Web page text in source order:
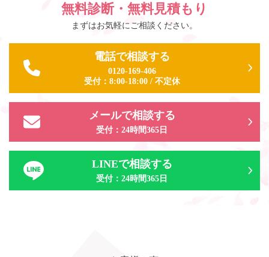
無料診断・無料見積もり
まずはお気軽にご相談ください。
電話で相談する
0120-169-406
受付： 8:00-18:00/ 不定休
メールで相談する
受付：24時間365日
LINEで相談する
受付：24時間365日